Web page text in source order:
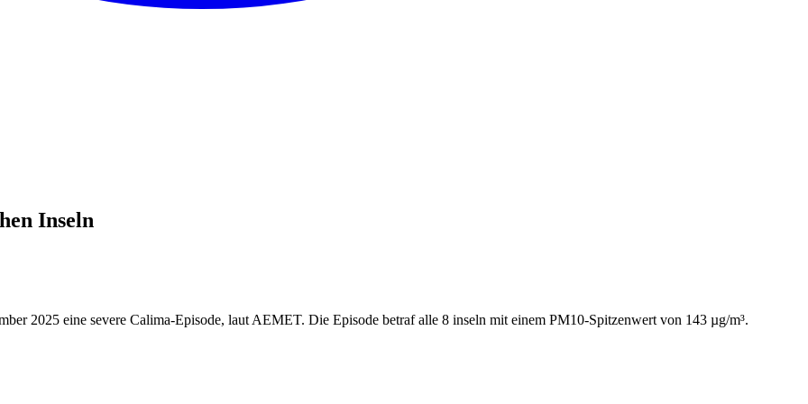
Inseln
2025 eine severe Calima-Episode, laut AEMET. Die Episode betraf alle 8 inseln mit einem PM10-Spitzenwert von 143 µg/m³.